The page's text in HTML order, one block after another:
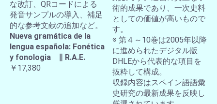
な改訂、QRコードによる
発音サンプルの導入、補足
的な参考文献の追加など。
Nueva gramática de la
lengua española: Fonética
y fonologia ∥ R.A.E.
￥17,380
術的成果であり、一次史料
としての価値が高いもので
す。
※ 第４～10巻は2005年以降
に進められたデジタル版
DHLEから代表的な項目を
抜粋して構成。
収録内容はスペイン語語彙
史研究の最新成果を反映し